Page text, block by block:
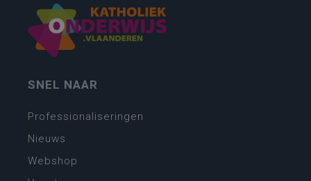
SNEL NAAR
Professionaliseringen
Nieuws
Webshop